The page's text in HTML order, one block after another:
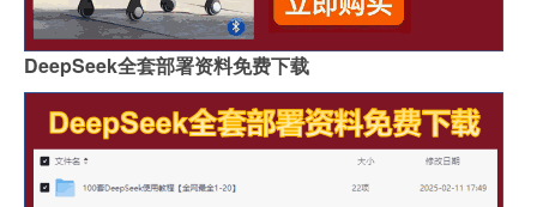
DeepSeek全套部署资料免费下载